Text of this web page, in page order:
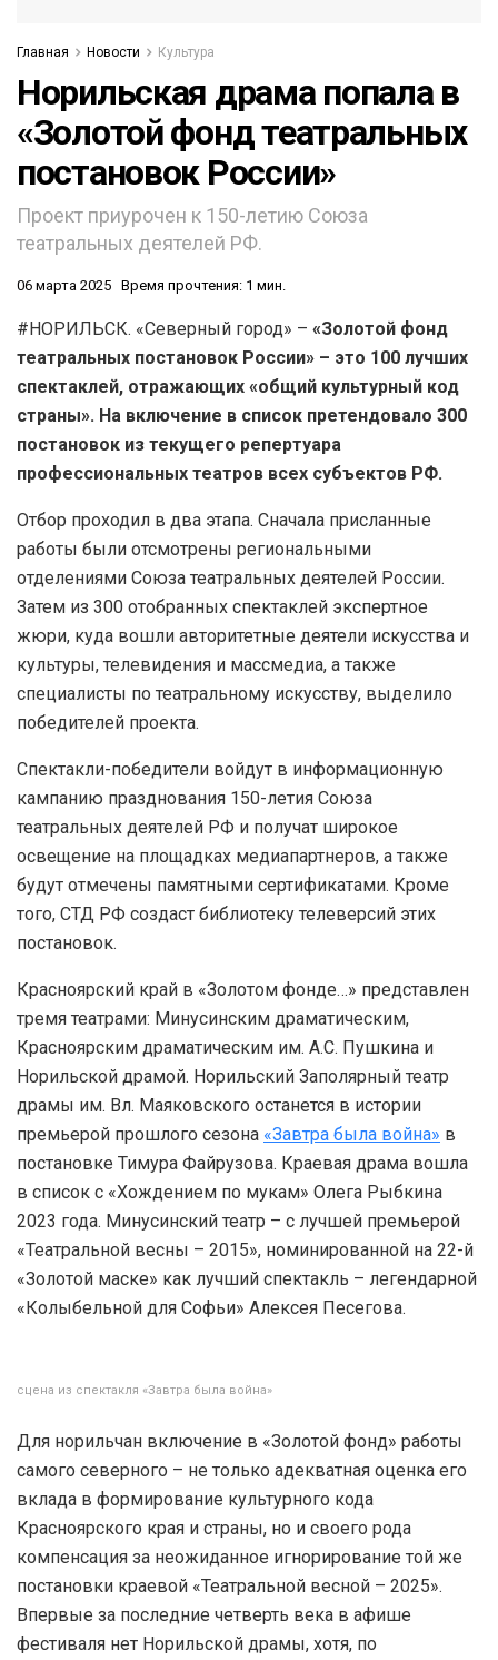
Главная Новости Культура
Норильская драма попала в
«Золотой фонд театральных
постановок России»
Проект приурочен к 150-летию Союза
театральных деятелей РФ.
06 марта 2025 Время прочтения: 1 мин.
#НОРИЛЬСК. «Северный город» – «Золотой фонд
театральных постановок России» – это 100 лучших
спектаклей, отражающих «общий культурный код
страны». На включение в список претендовало 300
постановок из текущего репертуара
профессиональных театров всех субъектов РФ.
Отбор проходил в два этапа. Сначала присланные
работы были отсмотрены региональными
отделениями Союза театральных деятелей России.
Затем из 300 отобранных спектаклей экспертное
жюри, куда вошли авторитетные деятели искусства и
культуры, телевидения и массмедиа, а также
специалисты по театральному искусству, выделило
победителей проекта.
Спектакли-победители войдут в информационную
кампанию празднования 150-летия Союза
театральных деятелей РФ и получат широкое
освещение на площадках медиапартнеров, а также
будут отмечены памятными сертификатами. Кроме
того, СТД РФ создаст библиотеку телеверсий этих
постановок.
Красноярский край в «Золотом фонде…» представлен
тремя театрами: Минусинским драматическим,
Красноярским драматическим им. А.С. Пушкина и
Норильской драмой. Норильский Заполярный театр
драмы им. Вл. Маяковского останется в истории
премьерой прошлого сезона «Завтра была война» в
постановке Тимура Файрузова. Краевая драма вошла
в список с «Хождением по мукам» Олега Рыбкина
2023 года. Минусинский театр – с лучшей премьерой
«Театральной весны – 2015», номинированной на 22-й
«Золотой маске» как лучший спектакль – легендарной
«Колыбельной для Софьи» Алексея Песегова.
сцена из спектакля «Завтра была война»
Для норильчан включение в «Золотой фонд» работы
самого северного – не только адекватная оценка его
вклада в формирование культурного кода
Красноярского края и страны, но и своего рода
компенсация за неожиданное игнорирование той же
постановки краевой «Театральной весной – 2025».
Впервые за последние четверть века в афише
фестиваля нет Норильской драмы, хотя, по